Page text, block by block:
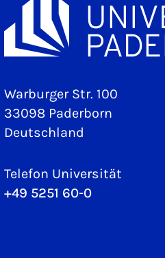
Warburger Str. 100
33098 Paderborn
Deutschland
Telefon Universität
+49 5251 60-0